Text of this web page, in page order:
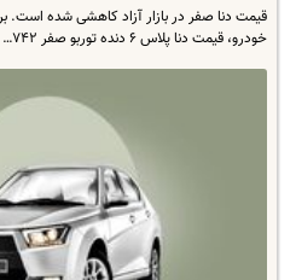
قیمت دنا صفر در بازار آزاد کاهشی شده است.
خودرو، قیمت دنا پلاس ۶ دنده توربو صفر ۷۴۲…